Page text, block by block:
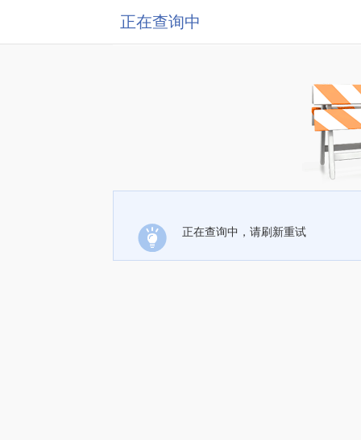
正在查询中
正在查询中，请刷新重试